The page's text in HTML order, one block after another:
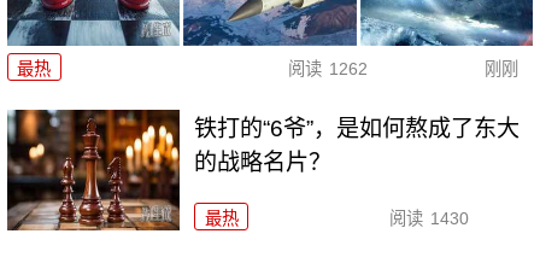
最热 阅读 1262 刚刚
铁打的“6爷”，是如何熬成了东大
的战略名片？
最热 阅读 1430